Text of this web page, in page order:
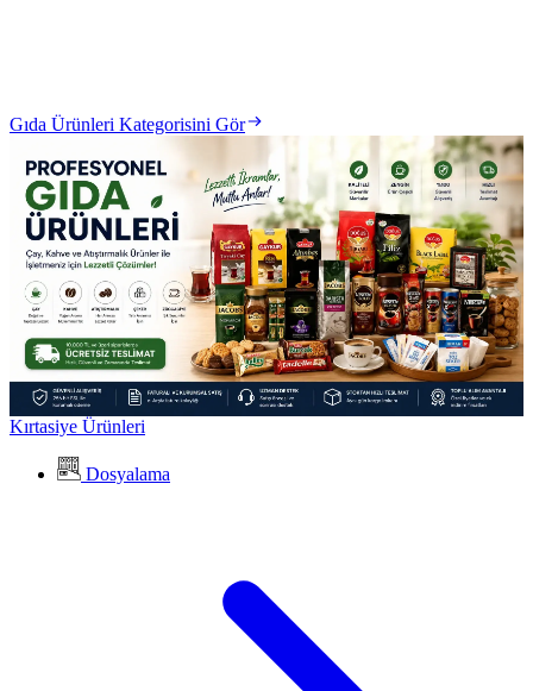
Gıda Ürünleri Kategorisini Gör
Kırtasiye Ürünleri
Dosyalama